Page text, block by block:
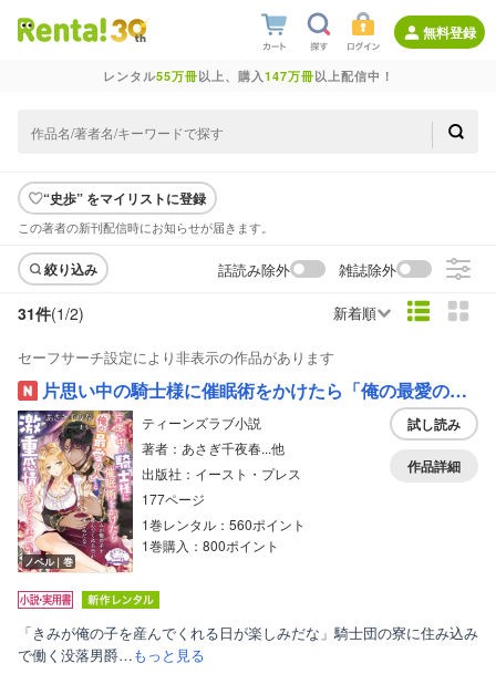
無料登録
レンタル55万冊以上、購入147万冊以上配信中！
“史歩” をマイリストに登録
この著者の新刊配信時にお知らせが届きます。
絞り込み 話読み除外 雑誌除外
31件(1/2) 新着順
セーフサーチ設定により非表示の作品があります
片思い中の騎士様に催眠術をかけたら「俺の最愛の人」と激重感情をぶつけられています
ノベル｜巻
ティーンズラブ小説
著者：あさぎ千夜春...他
出版社：イースト・プレス
177ページ
1巻レンタル：560ポイント
1巻購入：800ポイント
試し読み
作品詳細
「きみが俺の子を産んでくれる日が楽しみだな」騎士団の寮に住み込み
で働く没落男爵…もっと見る